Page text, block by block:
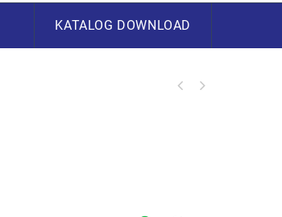
KATALOG DOWNLOAD